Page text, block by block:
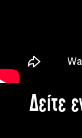
Δείτε